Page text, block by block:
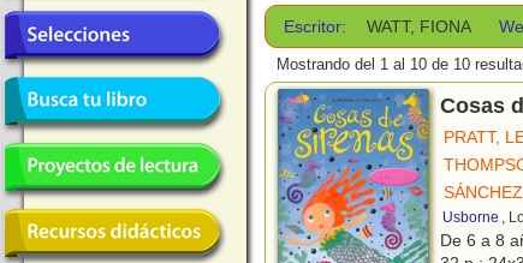
Escritor: WATT, FIONA
Mostrando del 1 al 10 de 10
Cosas
PRATT,
Usborne ,
De 6 a 8